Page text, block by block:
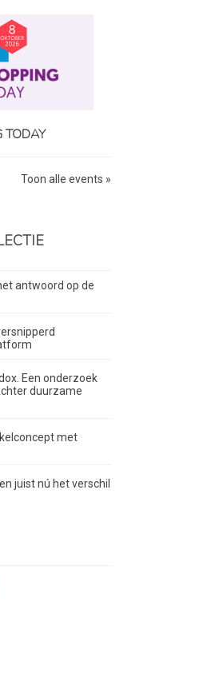
TODAY
Toon alle events »
antwoord op de
Een onderzoek
duurzame
met
juist nú het verschil